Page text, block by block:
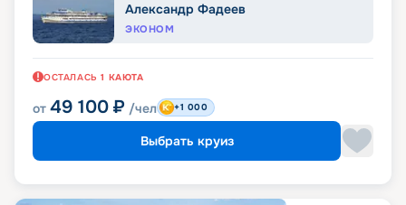
Александр Фадеев
ЭКОНОМ
ОСТАЛАСЬ 1 КАЮТА
от 49 100 ₽ /чел +1 000
Выбрать круиз